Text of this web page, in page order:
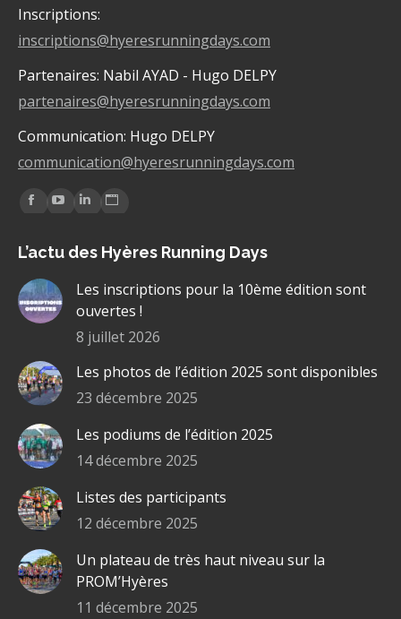
Inscriptions:
inscriptions@hyeresrunningdays.com
Partenaires: Nabil AYAD - Hugo DELPY
partenaires@hyeresrunningdays.com
Communication: Hugo DELPY
communication@hyeresrunningdays.com
Trouvez nous sur :
La
Facebook
s'ouvre
dans
une
nouvelle
fenêtre
La
YouTube
s'ouvre
dans
une
nouvelle
fenêtre
La
LinkedIn
s'ouvre
dans
une
nouvelle
fenêtre
La
Site
Web
s'ouvre
dans
nouvelle
fenêtre
L’actu des Hyères Running Days
Les inscriptions pour la 10ème édition sont
ouvertes !
8 juillet 2026
Les photos de l’édition 2025 sont disponibles
23 décembre 2025
Les podiums de l’édition 2025
14 décembre 2025
Listes des participants
12 décembre 2025
Un plateau de très haut niveau sur la
PROM’Hyères
11 décembre 2025